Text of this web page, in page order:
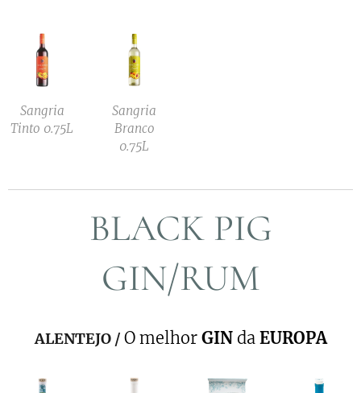
Sangria
Tinto 0.75L
Sangria
Branco
0.75L
BLACK PIG
GIN/RUM
ALENTEJO / O melhor GINda EUROPA